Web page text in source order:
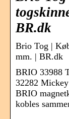
BR.dk
Brio Tog |
mm. | BR.dk
BRIO 33988
32282
BRIO
kobles